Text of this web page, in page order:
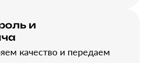
и
качество и передаем